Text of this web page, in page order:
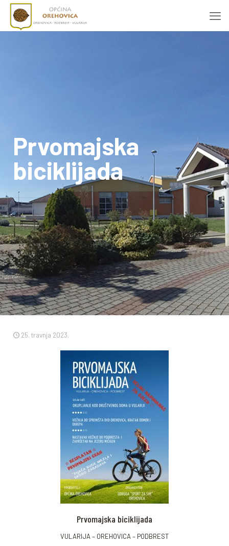
Prvomajska
biciklijada
25. travnja 2023.
Prvomajska biciklijada
VULARIJA – OREHOVICA – PODBREST